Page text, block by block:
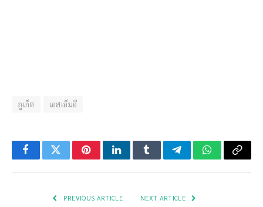
ภูเก็ต เอสเอ็มอี
FacebookTwitterPinterestLinkedInTumblrTelegramWhatsApp
Copy
PREVIOUS ARTICLE NEXT ARTICLE